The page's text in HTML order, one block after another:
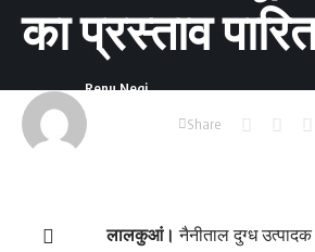
का प्रस्ताव
Last updated:
September 24,
Renu Negi
Share
लालकुआं। नैनीताल दुग्ध